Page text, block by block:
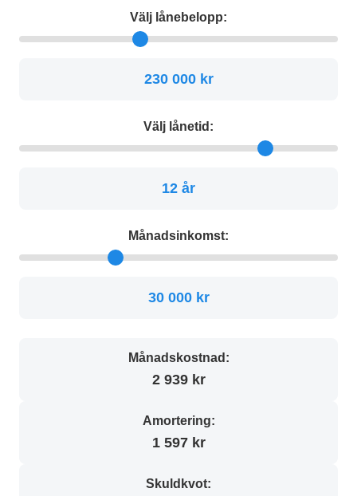
Välj lånebelopp:
230 000 kr
Välj lånetid:
12 år
Månadsinkomst:
30 000 kr
Månadskostnad:
2 939 kr
Amortering:
1 597 kr
Skuldkvot: